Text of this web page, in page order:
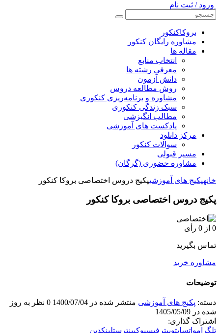
ورود / ثبت نام
بروکاکنکور
مشاوره رایگان کنکور
مقاله ها
انتخاب منابع
معرفی رشته ها
دانش آزمون
روش مطالعه دروس
مشاوره و برنامه‌ریزی کنکوری
سبک زندگی کنکوری
مطالب انگیزشی
پادکست های آموزشی
مرکز دانلود
سوالات کنکور
مسیر قبولی
مشاوره حضوری (گرگان)
خانهپکیج های آموزشیپکیج دروس اختصاصی بروکا کنکور
پکیج دروس اختصاصی بروکا کنکور
0 از 0 رأی
تماس بگیرید
مشاوره خرید
توضیحات
دسته: پکیج های آموزشی منتشر شده در 1400/07/04 0 نظر
به روز
شده در 1405/05/09
اشتراک گذاری:
تلگرامواتساپتوییتر فیسبوکپینترستلینکدین